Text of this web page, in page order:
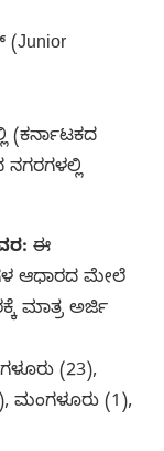
(ಕರ್ನಾಟಕದ
ಈ
ಆಧಾರದ ಮೇಲೆ
ಮಾತ್ರ ಅರ್ಜಿ
(23),
ಮಂಗಳೂರು (1),